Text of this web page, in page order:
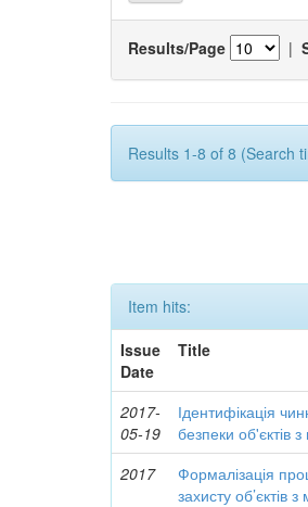
Results/Page |
Results 1-8 of 8 (Search
Item hits:
Issue
Date
Title
2017-
05-19
Ідентифікація
безпеки
2017
Формалізація
захисту